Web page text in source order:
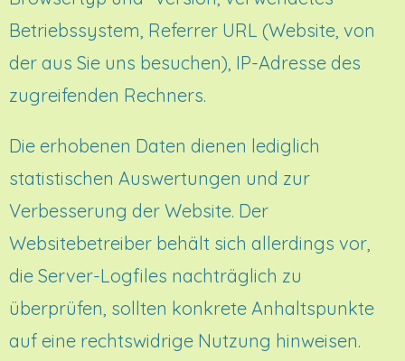
Betriebssystem, Referrer URL (Website, von
der aus Sie uns besuchen), IP-Adresse des
zugreifenden Rechners.
Die erhobenen Daten dienen lediglich
statistischen Auswertungen und zur
Verbesserung der Website. Der
Websitebetreiber behält sich allerdings vor,
die Server-Logfiles nachträglich zu
überprüfen, sollten konkrete Anhaltspunkte
auf eine rechtswidrige Nutzung hinweisen.